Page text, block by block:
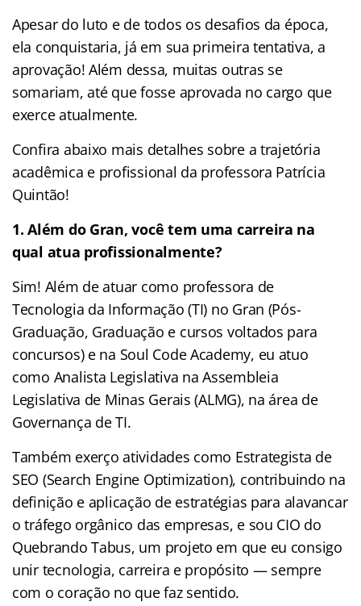
Apesar do luto e de todos os desafios da época,
ela conquistaria, já em sua primeira tentativa, a
aprovação! Além dessa, muitas outras se
somariam, até que fosse aprovada no cargo que
exerce atualmente.
Confira abaixo mais detalhes sobre a trajetória
acadêmica e profissional da professora Patrícia
Quintão!
1. Além do Gran, você tem uma carreira na
qual atua profissionalmente?
Sim! Além de atuar como professora de
Tecnologia da Informação (TI) no Gran (Pós-
Graduação, Graduação e cursos voltados para
concursos) e na Soul Code Academy, eu atuo
como Analista Legislativa na Assembleia
Legislativa de Minas Gerais (ALMG), na área de
Governança de TI.
Também exerço atividades como Estrategista de
SEO (Search Engine Optimization), contribuindo na
definição e aplicação de estratégias para alavancar
o tráfego orgânico das empresas, e sou CIO do
Quebrando Tabus, um projeto em que eu consigo
unir tecnologia, carreira e propósito — sempre
com o coração no que faz sentido.